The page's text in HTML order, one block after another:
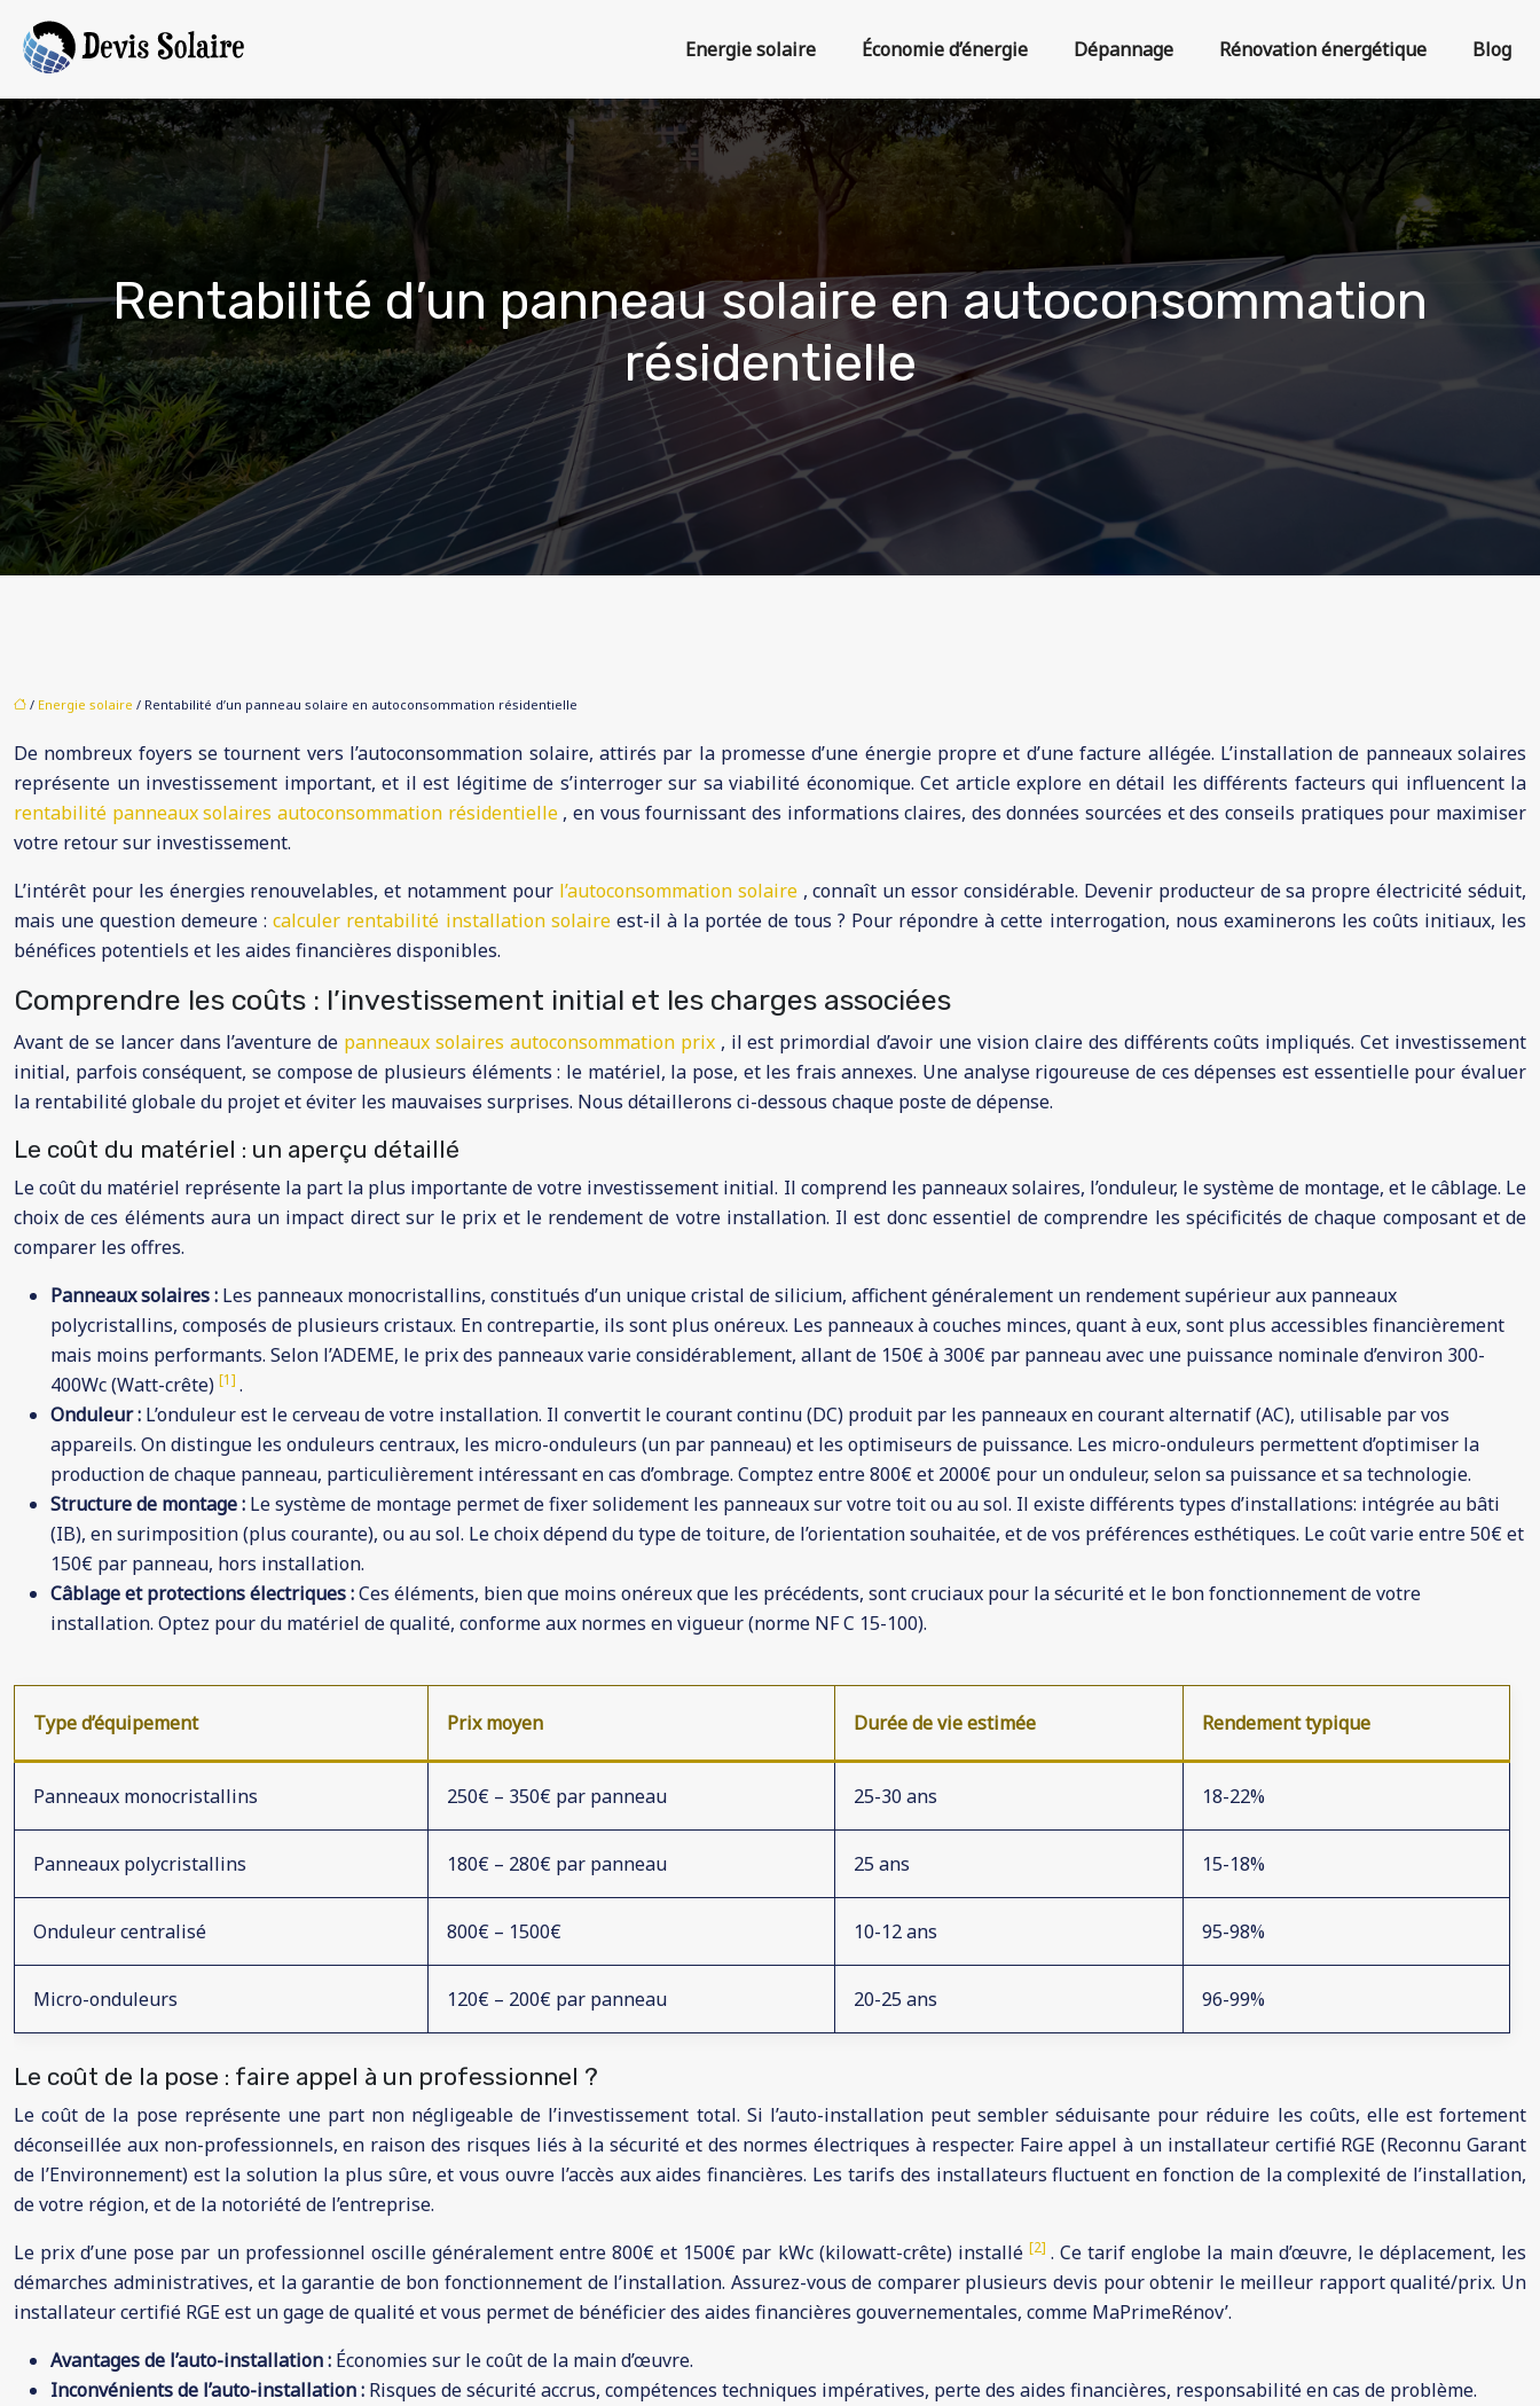
Energie solaire Économie d’énergie Dépannage Rénovation énergétique Blog
Rentabilité d’un panneau solaire en autoconsommation
résidentielle
/ Energie solaire / Rentabilité d’un panneau solaire en autoconsommation résidentielle
De nombreux foyers se tournent vers l’autoconsommation solaire, attirés par la promesse d’une énergie propre et d’une facture allégée. L’installation de panneaux solaires
représente un investissement important, et il est légitime de s’interroger sur sa viabilité économique. Cet article explore en détail les différents facteurs qui influencent la
rentabilité panneaux solaires autoconsommation résidentielle , en vous fournissant des informations claires, des données sourcées et des conseils pratiques pour maximiser
votre retour sur investissement.
L’intérêt pour les énergies renouvelables, et notamment pour l’autoconsommation solaire , connaît un essor considérable. Devenir producteur de sa propre électricité séduit,
mais une question demeure :calculer rentabilité installation solaire est-il à la portée de tous ? Pour répondre à cette interrogation, nous examinerons les coûts initiaux, les
bénéfices potentiels et les aides financières disponibles.
Comprendre les coûts : l’investissement initial et les charges associées
Avant de se lancer dans l’aventure de panneaux solaires autoconsommation prix , il est primordial d’avoir une vision claire des différents coûts impliqués. Cet investissement
initial, parfois conséquent, se compose de plusieurs éléments : le matériel, la pose, et les frais annexes. Une analyse rigoureuse de ces dépenses est essentielle pour évaluer
la rentabilité globale du projet et éviter les mauvaises surprises. Nous détaillerons ci-dessous chaque poste de dépense.
Le coût du matériel : un aperçu détaillé
Le coût du matériel représente la part la plus importante de votre investissement initial. Il comprend les panneaux solaires, l’onduleur, le système de montage, et le câblage. Le
choix de ces éléments aura un impact direct sur le prix et le rendement de votre installation. Il est donc essentiel de comprendre les spécificités de chaque composant et de
comparer les offres.
Panneaux solaires : Les panneaux monocristallins, constitués d’un unique cristal de silicium, affichent généralement un rendement supérieur aux panneaux
polycristallins, composés de plusieurs cristaux. En contrepartie, ils sont plus onéreux. Les panneaux à couches minces, quant à eux, sont plus accessibles financièrement
mais moins performants. Selon l’ADEME, le prix des panneaux varie considérablement, allant de 150€ à 300€ par panneau avec une puissance nominale d’environ 300-
400Wc (Watt-crête) [1] .
Onduleur : L’onduleur est le cerveau de votre installation. Il convertit le courant continu (DC) produit par les panneaux en courant alternatif (AC), utilisable par vos
appareils. On distingue les onduleurs centraux, les micro-onduleurs (un par panneau) et les optimiseurs de puissance. Les micro-onduleurs permettent d’optimiser la
production de chaque panneau, particulièrement intéressant en cas d’ombrage. Comptez entre 800€ et 2000€ pour un onduleur, selon sa puissance et sa technologie.
Structure de montage : Le système de montage permet de fixer solidement les panneaux sur votre toit ou au sol. Il existe différents types d’installations: intégrée au bâti
(IB), en surimposition (plus courante), ou au sol. Le choix dépend du type de toiture, de l’orientation souhaitée, et de vos préférences esthétiques. Le coût varie entre 50€ et
150€ par panneau, hors installation.
Câblage et protections électriques :Ces éléments, bien que moins onéreux que les précédents, sont cruciaux pour la sécurité et le bon fonctionnement de votre
installation. Optez pour du matériel de qualité, conforme aux normes en vigueur (norme NF C 15-100).
Type d’équipement Prix moyen Durée de vie estimée Rendement typique
Panneaux monocristallins 250€ – 350€ par panneau 25-30 ans 18-22%
Panneaux polycristallins 180€ – 280€ par panneau 25 ans 15-18%
Onduleur centralisé 800€ – 1500€ 10-12 ans 95-98%
Micro-onduleurs 120€ – 200€ par panneau 20-25 ans 96-99%
Le coût de la pose : faire appel à un professionnel ?
Le coût de la pose représente une part non négligeable de l’investissement total. Si l’auto-installation peut sembler séduisante pour réduire les coûts, elle est fortement
déconseillée aux non-professionnels, en raison des risques liés à la sécurité et des normes électriques à respecter. Faire appel à un installateur certifié RGE (Reconnu Garant
de l’Environnement) est la solution la plus sûre, et vous ouvre l’accès aux aides financières. Les tarifs des installateurs fluctuent en fonction de la complexité de l’installation,
de votre région, et de la notoriété de l’entreprise.
Le prix d’une pose par un professionnel oscille généralement entre 800€ et 1500€ par kWc (kilowatt-crête) installé [2] . Ce tarif englobe la main d’œuvre, le déplacement, les
démarches administratives, et la garantie de bon fonctionnement de l’installation. Assurez-vous de comparer plusieurs devis pour obtenir le meilleur rapport qualité/prix. Un
installateur certifié RGE est un gage de qualité et vous permet de bénéficier des aides financières gouvernementales, comme MaPrimeRénov’.
Avantages de l’auto-installation : Économies sur le coût de la main d’œuvre.
Inconvénients de l’auto-installation : Risques de sécurité accrus, compétences techniques impératives, perte des aides financières, responsabilité en cas de problème.